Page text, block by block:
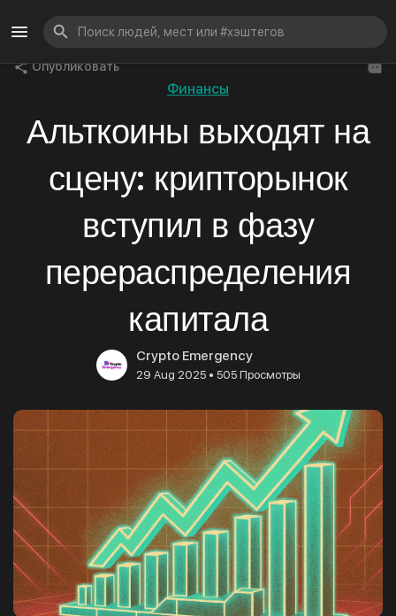
Опубликовать
Финансы
Альткоины выходят на
сцену: крипторынок
вступил в фазу
перераспределения
капитала
Crypto Emergency
29 Aug 2025• 505 Просмотры